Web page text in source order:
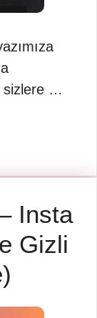
sizlere …
Insta
Gizli